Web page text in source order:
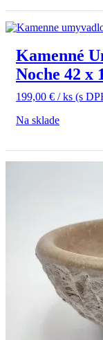
Kamenné
Noche 42 x
199,00 € / ks (s
Na sklade